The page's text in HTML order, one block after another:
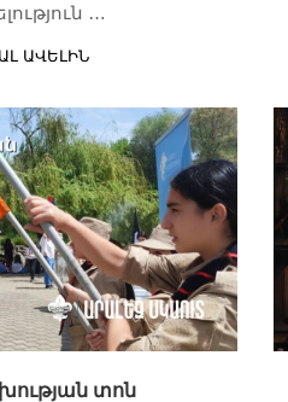
…
ԱՎԵԼԻՆ
տոն